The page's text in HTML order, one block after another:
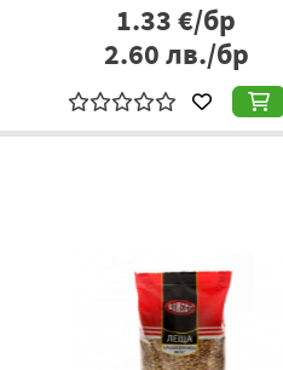
1.33€/бр
2.60лв./бр